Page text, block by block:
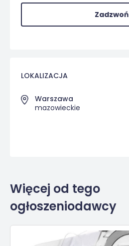
Zadzwoń
LOKALIZACJA
Warszawa
mazowieckie
Więcej od tego
ogłoszeniodawcy